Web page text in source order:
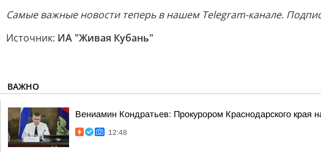
Самые важные новости теперь в нашем Telegram-канале.
Источник: ИА "Живая Кубань"
ВАЖНО
Вениамин Кондратьев: Прокурором Краснодарского края
12:48